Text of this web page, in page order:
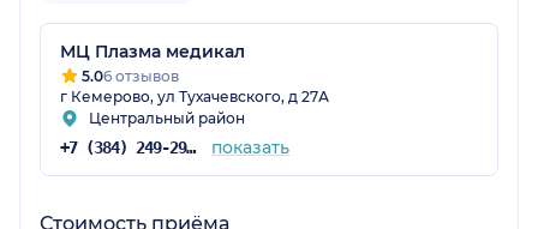
МЦ Плазма медикал
5.06 отзывов
г Кемерово, ул Тухачевского, д 27А
Центральный район
+7 (384) 249-29-40 показать
Стоимость приёма